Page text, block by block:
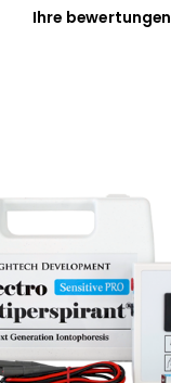
Ihre bewertungen